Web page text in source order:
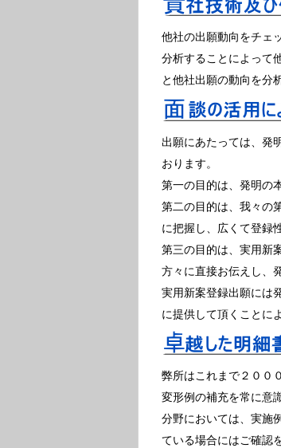
他社の出願動向をチェ
分析することによって
と他社出願の動向を分
出願にあたっては、発
おります。
第一の目的は、発明の
第二の目的は、我々の
に把握し、広くて登録
第三の目的は、実用新
方々に直接お伝えし、
実用新案登録出願には
に提供して頂くことに
弊所はこれまで２００
変形例の補充を常に意
分野においては、実施
ている場合にはご確認